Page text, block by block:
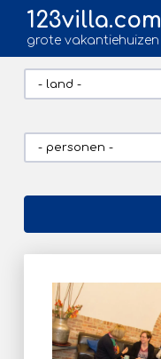
123villa.com
grote vakantiehuizen